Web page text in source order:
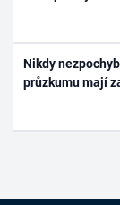
Nikdy
průzkumu mají